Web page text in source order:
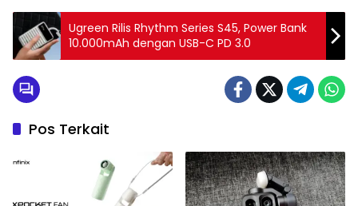
Ugreen Rilis Rhythm Series S45, Power Bank
10.000mAh dengan USB-C PD 3.0
Pos Terkait